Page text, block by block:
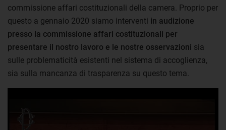
commissione affari costituzionali della camera. Proprio per
questo a gennaio 2020 siamo interventi in audizione
presso la commissione affari costituzionali per
presentare il nostro lavoro e le nostre osservazioni sia
sulle problematicità esistenti nel sistema di accoglienza,
sia sulla mancanza di trasparenza su questo tema.